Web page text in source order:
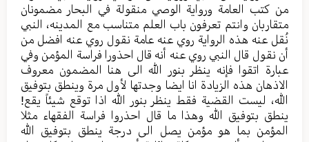
من کتب العامة وروایة الوصي منقولة في البحار مضمونان
متقاربان وانتم تعرفون باب العلم متناسب مع المدینه، النبي
نُقل عنه هذه الروایة روي عنه عامة نقول روي عنه افضل من
أن نقول قال النبي روي عنه أنه قال احذورا فراسة المؤمن وفي
عبارة اتقوا فإنه ینظر بنور الله الی هنا المضمون معروف
الاذهان هذه الزیادة انا ایضا وجدتها لأول مرة وینطق بتوفیق
الله، لیست القضیة فقط ینظر بنور الله اذا توقع شیئاً یقع!
ینطق بتوفیق الله وهذا ما قال احذروا فراسة الفقهاء مثلا
المؤمن بما هو مؤمن یصل الی درجة ینطق بتوفیق الله